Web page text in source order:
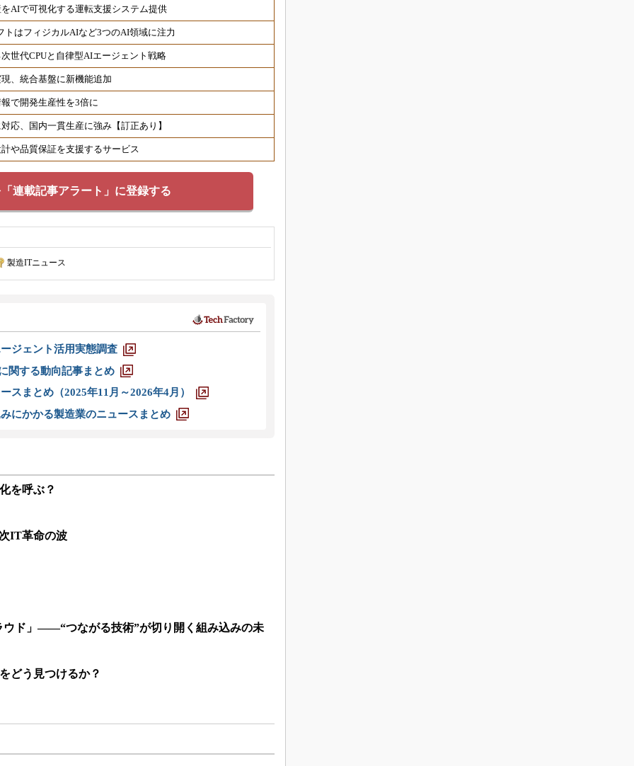
AIで可視化する運転支援システム提供
はフィジカルAIなど3つのAI領域に注力
世代CPUと自律型AIエージェント戦略
、統合基盤に新機能追加
で開発生産性を3倍に
応、国内一貫生産に強み【訂正あり】
や品質保証を支援するサービス
連載記事アラート」に登録する
製造ITニュース
ジェント活用実態調査
関する動向記事まとめ
スまとめ（2025年11月～2026年4月）
にかかる製造業のニュースまとめ
を呼ぶ？
IT革命の波
ド」――“つながる技術”が切り開く組み込みの未
どう見つけるか？